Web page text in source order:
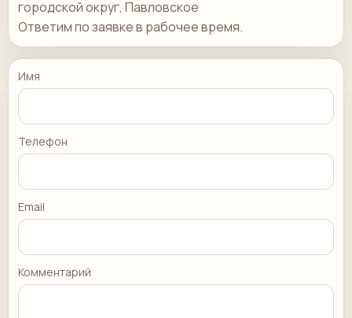
городской округ, Павловское
Ответим по заявке в рабочее время.
Имя
Телефон
Email
Комментарий